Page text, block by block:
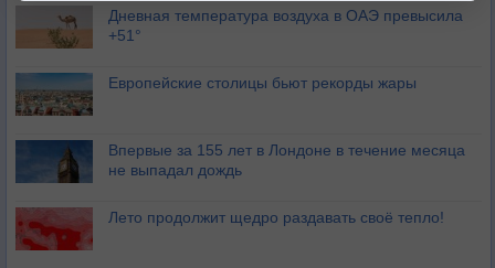
Дневная температура воздуха в ОАЭ превысила
+51°
Европейские столицы бьют рекорды жары
Впервые за 155 лет в Лондоне в течение месяца
не выпадал дождь
Лето продолжит щедро раздавать своё тепло!